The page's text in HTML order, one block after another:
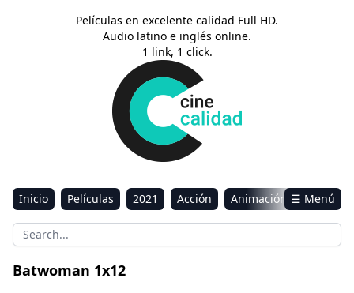
Películas en excelente calidad Full HD.
Audio latino e inglés online.
1 link, 1 click.
Inicio Películas 2021 Acción
Animación
Aventura
Ciencia ficción Comedia
Drama
☰ Menú
Batwoman 1x12